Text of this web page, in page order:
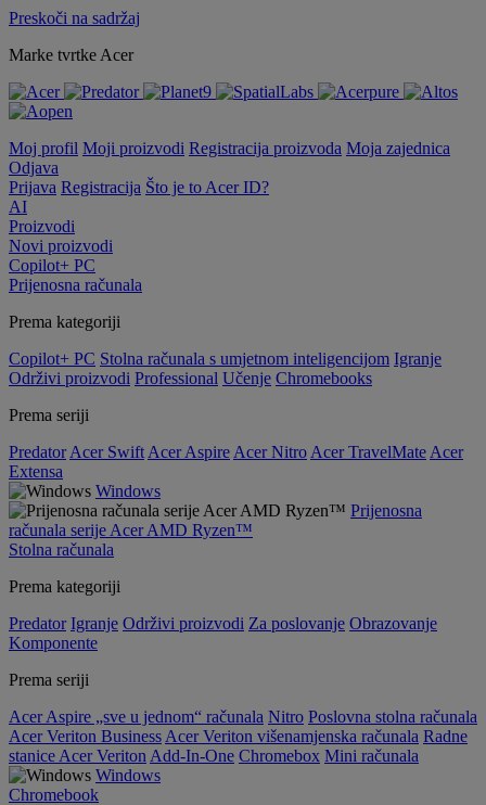
Preskoči na sadržaj
Marke tvrtke Acer
Moj profil Moji proizvodi Registracija proizvoda Moja zajednica
Odjava
Prijava Registracija Što je to Acer ID?
AI
Proizvodi
Novi proizvodi
Copilot+ PC
Prijenosna računala
Prema kategoriji
Copilot+ PC Stolna računala s umjetnom inteligencijom Igranje
Održivi proizvodi Professional Učenje Chromebooks
Prema seriji
Predator Acer Swift Acer Aspire Acer Nitro Acer TravelMate Acer
Extensa
Windows
Prijenosna
računala serije Acer AMD Ryzen™
Stolna računala
Prema kategoriji
Predator Igranje Održivi proizvodi Za poslovanje Obrazovanje
Komponente
Prema seriji
Acer Aspire „sve u jednom“ računala Nitro Poslovna stolna računala
Acer Veriton Business Acer Veriton višenamjenska računala Radne
stanice Acer Veriton Add-In-One Chromebox Mini računala
Windows
Chromebook